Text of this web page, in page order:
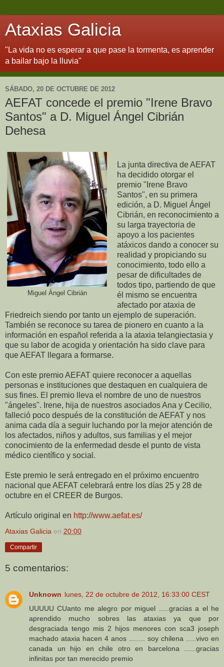
Ataxias Galicia
"La vida no es esperar a que pase la tormenta, es aprender
a bailar bajo la lluvia"
SÁBADO, 20 DE OCTUBRE DE 2012
AEFAT concede el premio "Irene Bravo
Santos" a D. Miguel Ángel Cibrián
Dehesa
Miguel Ángel Cibrián
La junta directiva de AEFAT
ha decidido otorgar el
premio "Irene Bravo
Santos", en su primera
edición, a D. Miguel Ángel
Cibrián, en reconocimiento a
su larga trayectoria de
apoyo a los pacientes
atáxicos dando a conocer su
realidad y propiciando su
conocimiento, todo ello a
pesar de dificultades de
todos tipo, partiendo de que
él mismo se encuentra
afectado por ataxia de
Friedreich siendo por tanto un ejemplo de superación.
También se reconoce su tarea de pionero en cuanto a la
información en español referida a la ataxia telangiectasia y
que su labor de acogida y orientación ha sido clave para
que AEFAT llegara a formarse.
Con este premio AEFAT quiere reconocer a aquellas
personas e instituciones que destaquen en cualquiera de
sus fines. El premio lleva el nombre de uno de nuestros
"ángeles". Irene, hija de nuestros asociados Ana y Cecilio,
falleció poco después de la constitución de AEFAT y nos
anima cada día a seguir luchando por la mejor atención de
los afectados, niños y adultos, sus familias y el mejor
conocimiento de la enfermedad desde el punto de vista
médico científico y social.
Este premio le será entregado en el próximo encuentro
nacional que AEFAT celebrará entre los días 25 y 28 de
octubre en el CREER de Burgos.
Artículo original en http://www.aefat.es/
Ataxias Galicia en 20:00
Compartir
5 comentarios:
Unknown lunes, 22 de octubre de 2012, 16:33:00 CEST
UUUUU CUanto me alegro por miguel .....gracias a el he
aprendido mucho sobres las ataxias ya que por
desgraciada tengo mis 2 hijos menores con sca3 joseph
machado ataxia hacen 4 anos ........ soy chilena .....vivo en
canada un hijo en chile otro en barcelona ......gracias
infinitas por tan merecido premio